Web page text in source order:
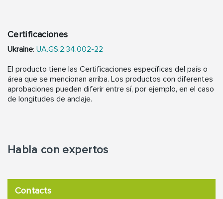
Certificaciones
Ukraine: UA.GS.2.34.002-22
El producto tiene las Certificaciones específicas del país o
área que se mencionan arriba. Los productos con diferentes
aprobaciones pueden diferir entre sí, por ejemplo, en el caso
de longitudes de anclaje.
Habla con expertos
Contacts